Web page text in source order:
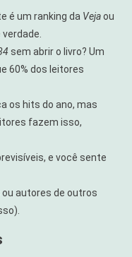
é um ranking da Vejaou
sem abrir o livro? Um
60% dos leitores
os hits do ano, mas
fazem isso,
e você sente
ou autores de outros